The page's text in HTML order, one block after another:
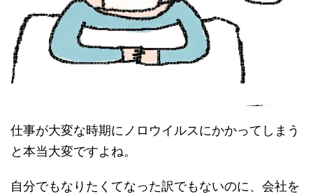
仕事が大変な時期にノロウイルスにかかってしまう
と本当大変ですよね。
自分でもなりたくてなった訳でもないのに、会社を